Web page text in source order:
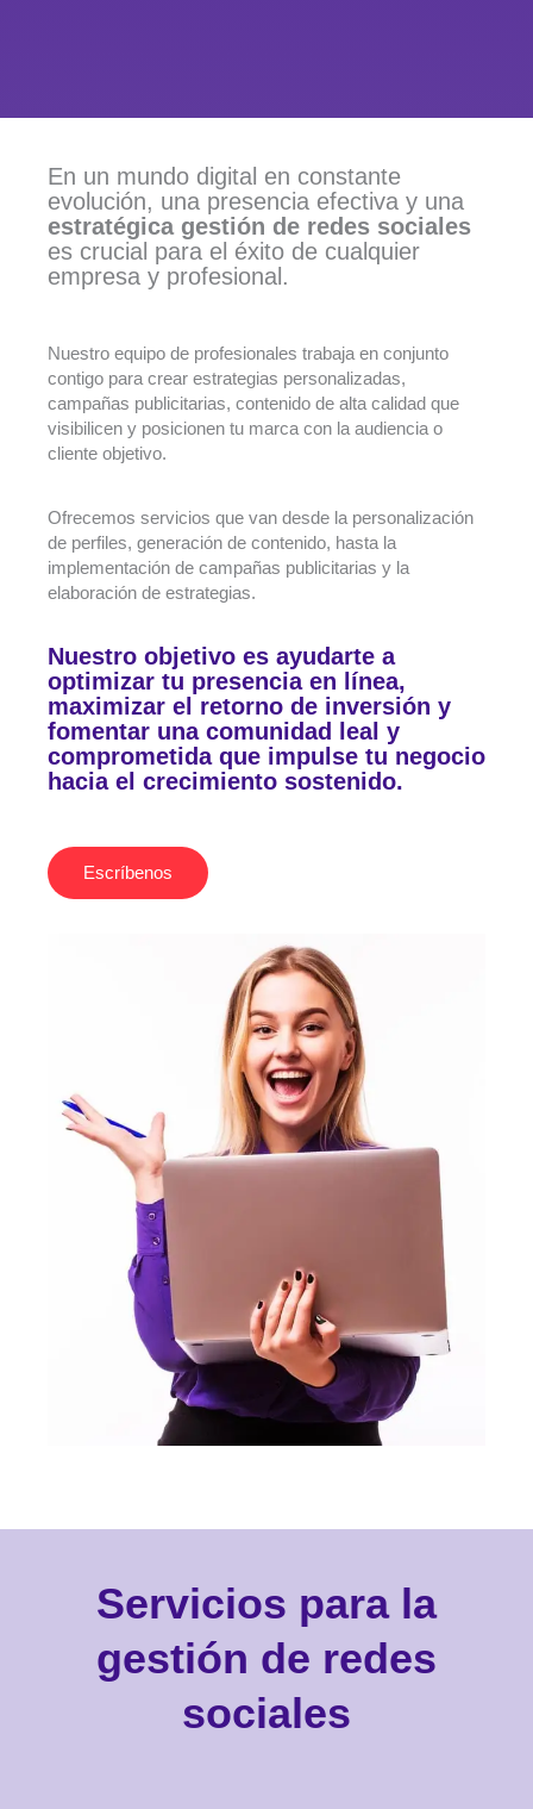
En un mundo digital en constante
evolución, una presencia efectiva y una
estratégica gestión de redes sociales
es crucial para el éxito de cualquier
empresa y profesional.
Nuestro equipo de profesionales trabaja en conjunto
contigo para crear estrategias personalizadas,
campañas publicitarias, contenido de alta calidad que
visibilicen y posicionen tu marca con la audiencia o
cliente objetivo.
Ofrecemos servicios que van desde la personalización
de perfiles, generación de contenido, hasta la
implementación de campañas publicitarias y la
elaboración de estrategias.
Nuestro objetivo es ayudarte a
optimizar tu presencia en línea,
maximizar el retorno de inversión y
fomentar una comunidad leal y
comprometida que impulse tu negocio
hacia el crecimiento sostenido.
Escríbenos
Servicios para la
gestión de redes
sociales